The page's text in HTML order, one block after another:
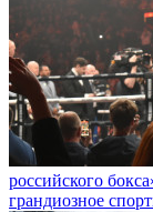
российского
грандиозное